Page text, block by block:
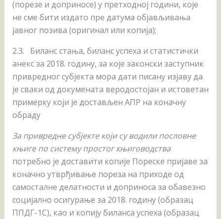
(порезе и доприносе) у претходној години, које
не сме бити издато пре датума објављивања
јавног позива (оригинал или копија);
2.3. Биланс стања, биланс успеха и статистички
анекс за 2018. годину, за које законски заступник
привредног субјекта мора дати писану изјаву да
је сваки од докумената веродостојан и истоветан
примерку који је достављен АПР на коначну
обраду
За привредне субјекте који су водили пословне
књиге по систему простог књиговодства
потребно је доставити копије Пореске пријаве за
коначно утврђивање пореза на приходе од
самосталне делатности и доприноса за обавезно
социјално осигурање за 2018. годину (образац
ППДГ-1С), као и копију биланса успеха (образац